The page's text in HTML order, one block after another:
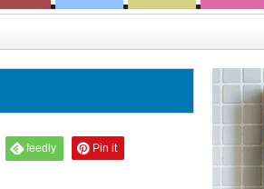
feedly Pin it